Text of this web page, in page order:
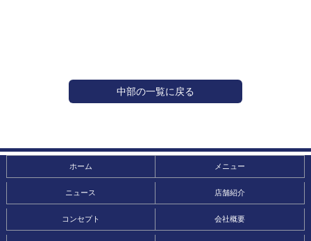
中部の一覧に戻る
ホーム メニュー
ニュース 店舗紹介
コンセプト 会社概要